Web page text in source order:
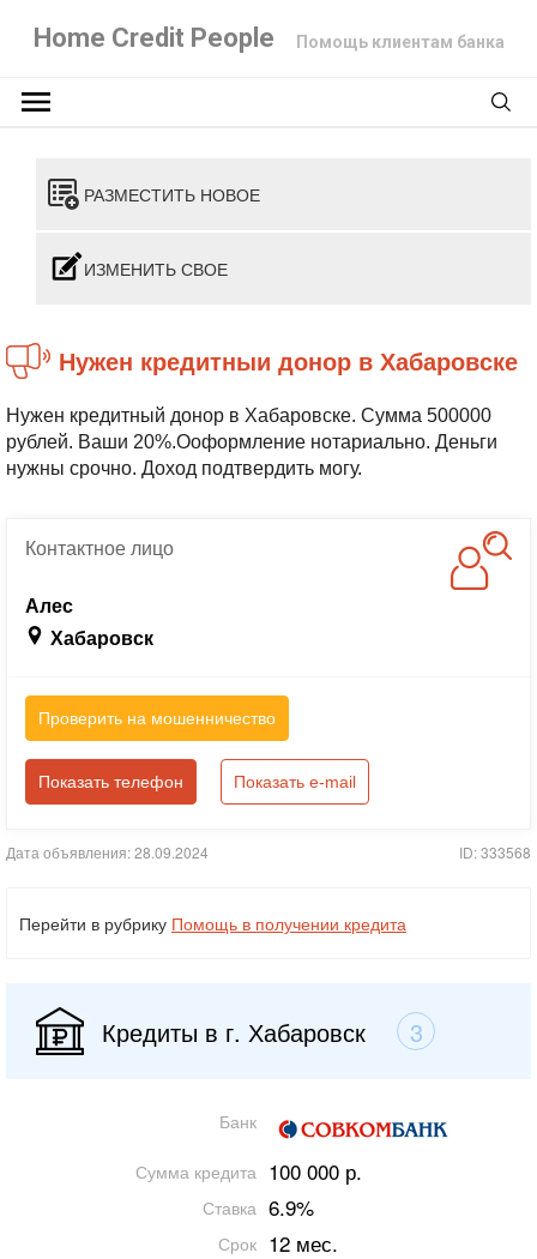
Home Credit People Помощь клиентам банка
РАЗМЕСТИТЬ НОВОЕ
ИЗМЕНИТЬ СВОЕ
Нужен кредитныи донор в Хабаровске
Нужен кредитный донор в Хабаровске. Сумма 500000
рублей. Ваши 20%.Ооформление нотариально. Деньги
нужны срочно. Доход подтвердить могу.
Контактноелицо
Алес
Хабаровск
Проверить на мошенничество
Показать телефон Показать e-mail
Дата объявления: 28.09.2024 ID: 333568
Перейти в рубрику Помощь в получении кредита
Кредиты в г. Хабаровск 3
Банк
Сумма кредита 100 000 р.
Ставка 6.9%
Срок 12 мес.